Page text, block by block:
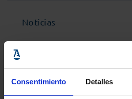
Consentimiento Detalles
Noticias
Agenda